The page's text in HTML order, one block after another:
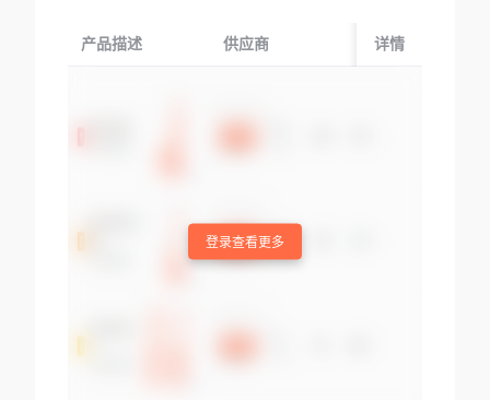
产品描述 供应商 起运国/地区
详情
登录查看更多